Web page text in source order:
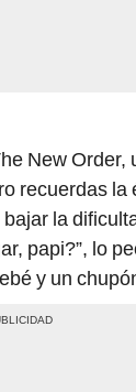
New Order,
recuerdas la
la
papi?”, lo
y un